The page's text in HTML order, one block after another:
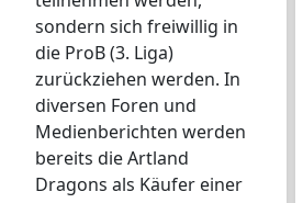
sondern sich freiwillig in
die ProB (3. Liga)
zurückziehen werden. In
diversen Foren und
Medienberichten werden
bereits die Artland
Dragons als Käufer einer